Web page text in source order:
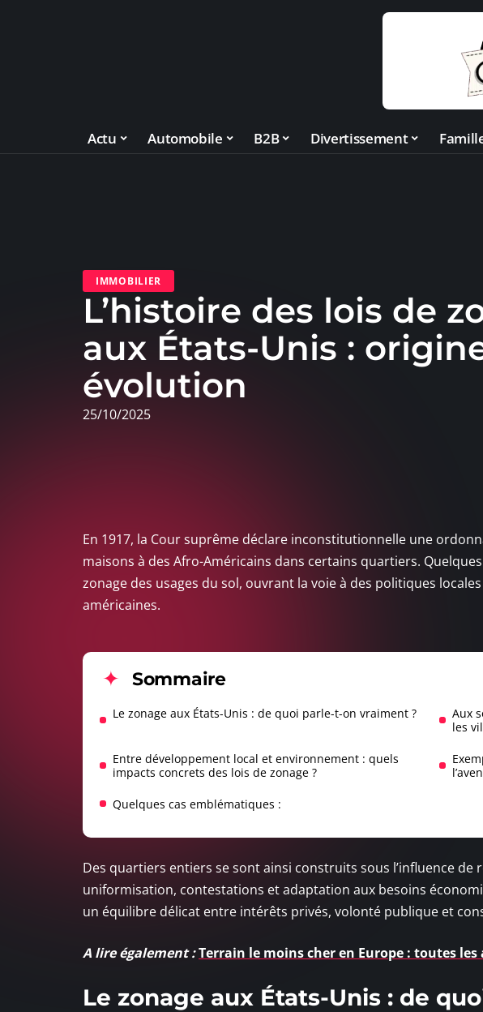
Actu Automobile B2B Divertissement
IMMOBILIER
L’histoire des lois de
aux États-Unis :
évolution
25/10/2025
En 1917, la Cour suprême déclare inconstitutionnelle une
maisons à des Afro-Américains dans certains quartiers.
zonage des usages du sol, ouvrant la voie à des politiques
américaines.
Sommaire
Le zonage aux États-Unis : de quoi parle-t-on vraiment ?
Aux
les
Entre développement local et environnement : quels
impacts concrets des lois de zonage ?
Quelques cas emblématiques :
Des quartiers entiers se sont ainsi construits sous l’influence
uniformisation, contestations et adaptation aux besoins
un équilibre délicat entre intérêts privés, volonté publique et
A lire également :Terrain le moins cher en Europe : toutes
Le zonage aux États-Unis : de